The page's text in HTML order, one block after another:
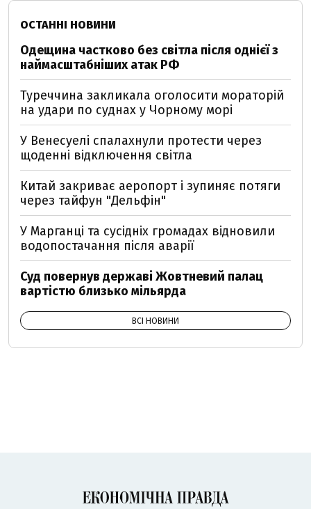
ОСТАННІ НОВИНИ
Одещина частково без світла після однієї з
наймасштабніших атак РФ
Туреччина закликала оголосити мораторій
на удари по суднах у Чорному морі
У Венесуелі спалахнули протести через
щоденні відключення світла
Китай закриває аеропорт і зупиняє потяги
через тайфун "Дельфін"
У Марганці та сусідніх громадах відновили
водопостачання після аварії
Суд повернув державі Жовтневий палац
вартістю близько мільярда
ВСІ НОВИНИ